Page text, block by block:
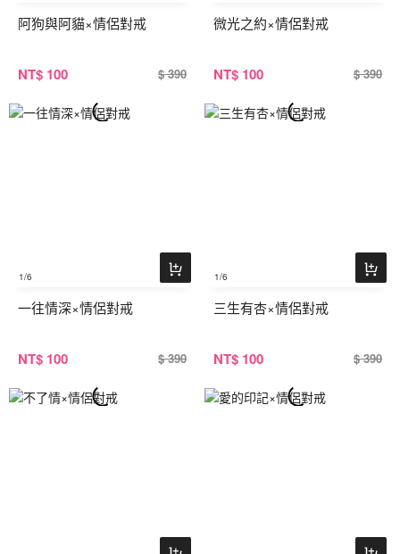
阿狗與阿貓×情侶對戒
NT$ 100 $ 390
微光之約×情侶對戒
NT$ 100 $ 390
1/6
一往情深×情侶對戒
NT$ 100 $ 390
1/6
三生有杏×情侶對戒
NT$ 100 $ 390